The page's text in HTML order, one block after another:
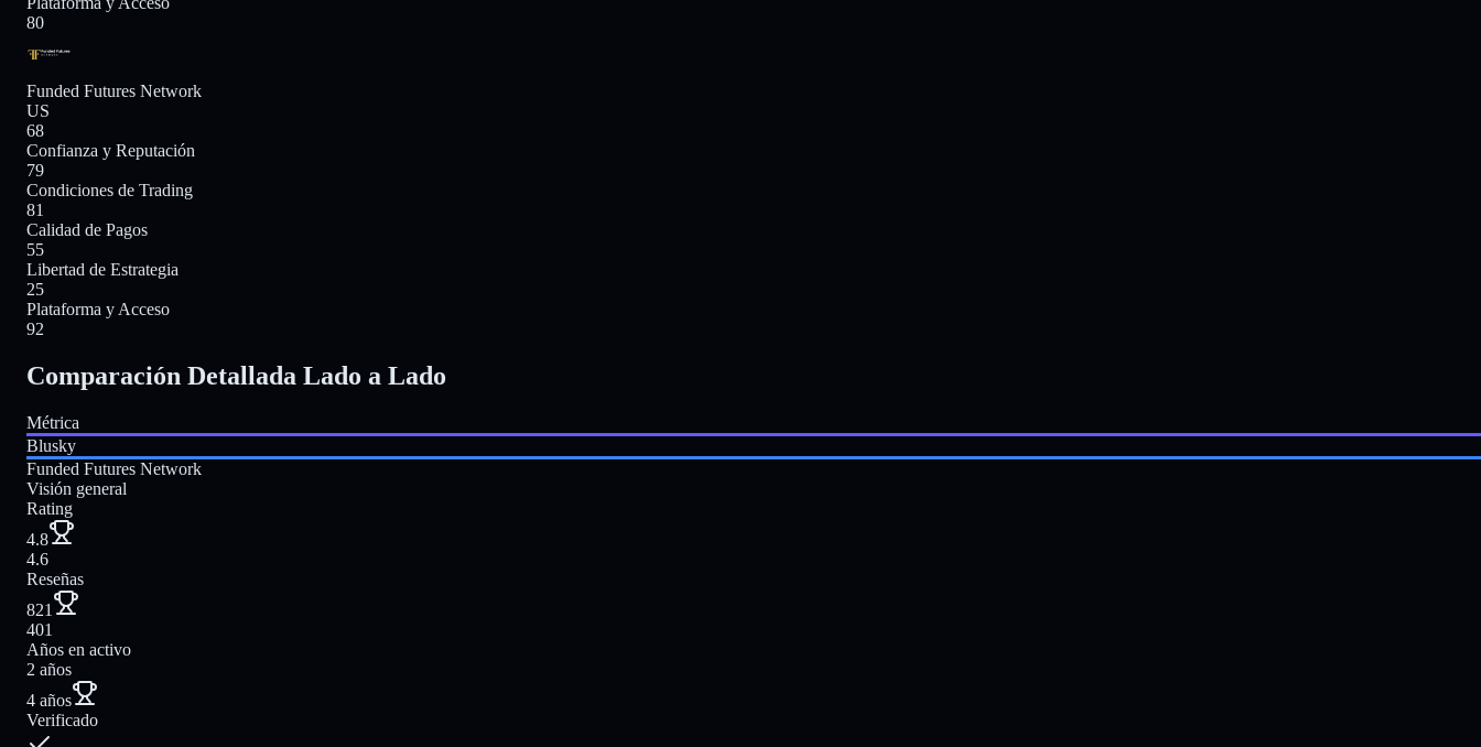
80
Funded Futures Network
US
68
Confianza y Reputación
79
Condiciones de Trading
81
Calidad de Pagos
55
Libertad de Estrategia
25
Plataforma y Acceso
92
Comparación Detallada Lado a Lado
Métrica
Blusky
Funded Futures Network
Visión general
Rating
4.8
4.6
Reseñas
821
401
Años en activo
2 años
4 años
Verificado